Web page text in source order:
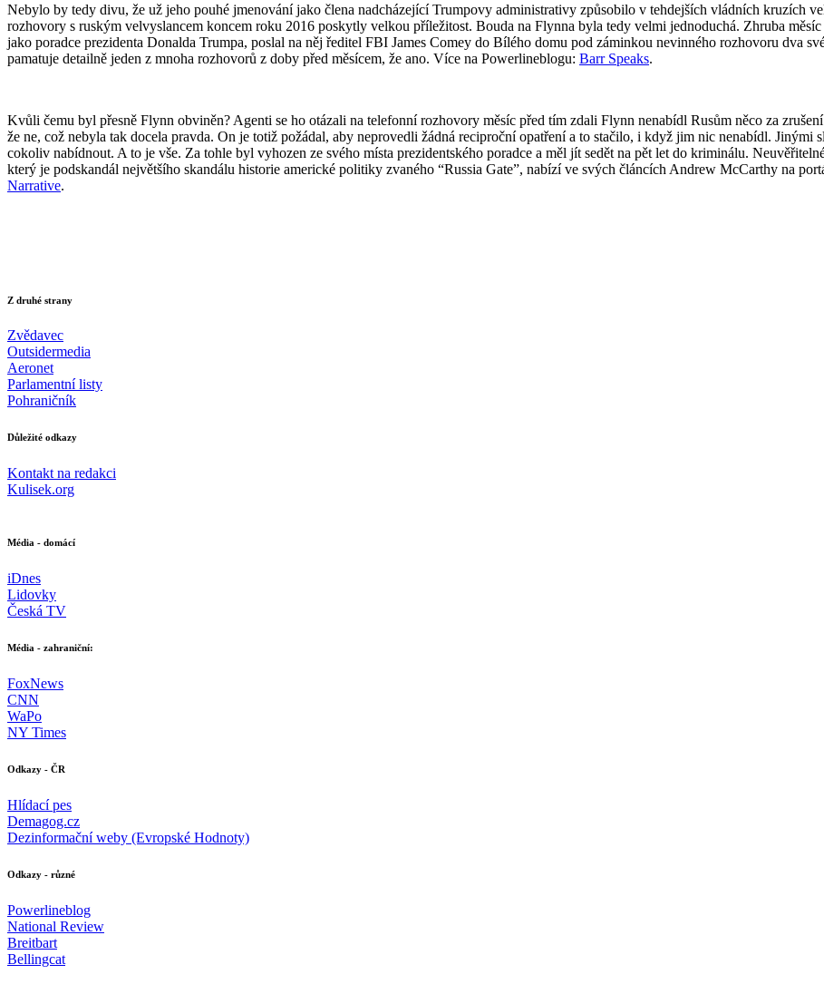
Nebylo by tedy divu, že už jeho pouhé jmenování jako člena nadcházející Trumpovy administrativy způsobilo v tehdejších vládních kruzích
rozhovory s ruským velvyslancem koncem roku 2016 poskytly velkou příležitost. Bouda na Flynna byla tedy velmi jednoduchá. Zhruba
jako poradce prezidenta Donalda Trumpa, poslal na něj ředitel FBI James Comey do Bílého domu pod záminkou nevinného rozhovoru dva
pamatuje detailně jeden z mnoha rozhovorů z doby před měsícem, že ano. Více na Powerlineblogu: Barr Speaks.
Kvůli čemu byl přesně Flynn obviněn? Agenti se ho otázali na telefonní rozhovory měsíc před tím zdali Flynn nenabídl Rusům něco za
že ne, což nebyla tak docela pravda. On je totiž požádal, aby neprovedli žádná reciproční opatření a to stačilo, i když jim nic nenabídl. Jinými
cokoliv nabídnout. A to je vše. Za tohle byl vyhozen ze svého místa prezidentského poradce a měl jít sedět na pět let do kriminálu.
který je podskandál největšího skandálu historie americké politiky zvaného “Russia Gate”, nabízí ve svých článcích Andrew McCarthy na
Narrative.
Z druhé strany
Zvědavec
Outsidermedia
Aeronet
Parlamentní listy
Pohraničník
Důležité odkazy
Kontakt na redakci
Kulisek.org
Média - domácí
iDnes
Lidovky
Česká TV
Média - zahraniční:
FoxNews
CNN
WaPo
NY Times
Odkazy - ČR
Hlídací pes
Demagog.cz
Dezinformační weby (Evropské Hodnoty)
Odkazy - různé
Powerlineblog
National Review
Breitbart
Bellingcat